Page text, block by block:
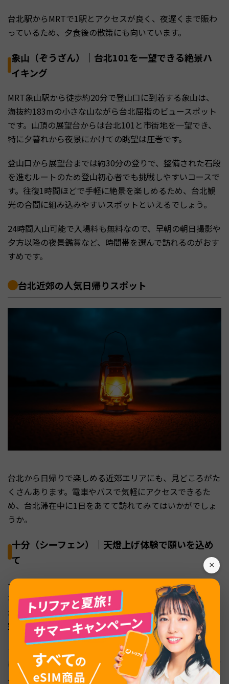
×
台北駅からMRTで1駅とアクセスが良く、夜遅くまで賑わ
っているため、夕食後の散策にも向いています。
象山（ぞうざん）｜台北101を一望できる絶景ハ
イキング
MRT象山駅から徒歩約20分で登山口に到着する象山は、
海抜約183mの小さな山ながら台北屈指のビュースポット
です。山頂の展望台からは台北101と市街地を一望でき、
特に夕暮れから夜景にかけての眺望は圧巻です。
登山口から展望台までは約30分の登りで、整備された石段
を進むルートのため登山初心者でも挑戦しやすいコースで
す。往復1時間ほどで手軽に絶景を楽しめるため、台北観
光の合間に組み込みやすいスポットといえるでしょう。
24時間入山可能で入場料も無料なので、早朝の朝日撮影や
夕方以降の夜景鑑賞など、時間帯を選んで訪れるのがおす
すめです。
台北近郊の人気日帰りスポット
台北から日帰りで楽しめる近郊エリアにも、見どころがた
くさんあります。電車やバスで気軽にアクセスできるた
め、台北滞在中に1日をあてて訪れてみてはいかがでしょ
うか。
十分（シーフェン）｜天燈上げ体験で願いを込め
て
十分はランタン（天燈）飛ばし体験ができることで有名
な、台北近郊の人気スポットです。平渓線の線路沿いに広
がるレトロな街並みのなかで、願い事を書いたランタンを
空に放つ体験は、台湾旅行のハイライトになるでしょう。
ランタンの色にはそれぞれ意味があり、赤は健康運、黄色
は金運、ピンクは恋愛運を象徴しています。1つ200台湾ド
ル前後から体験でき、4色ランタンは250台湾ドルほどで